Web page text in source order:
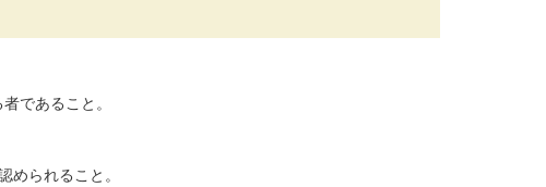
であること。
められること。